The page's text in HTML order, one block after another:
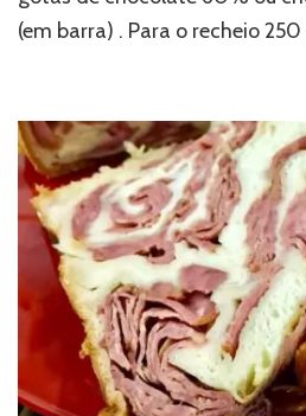
(em barra) . Para o recheio